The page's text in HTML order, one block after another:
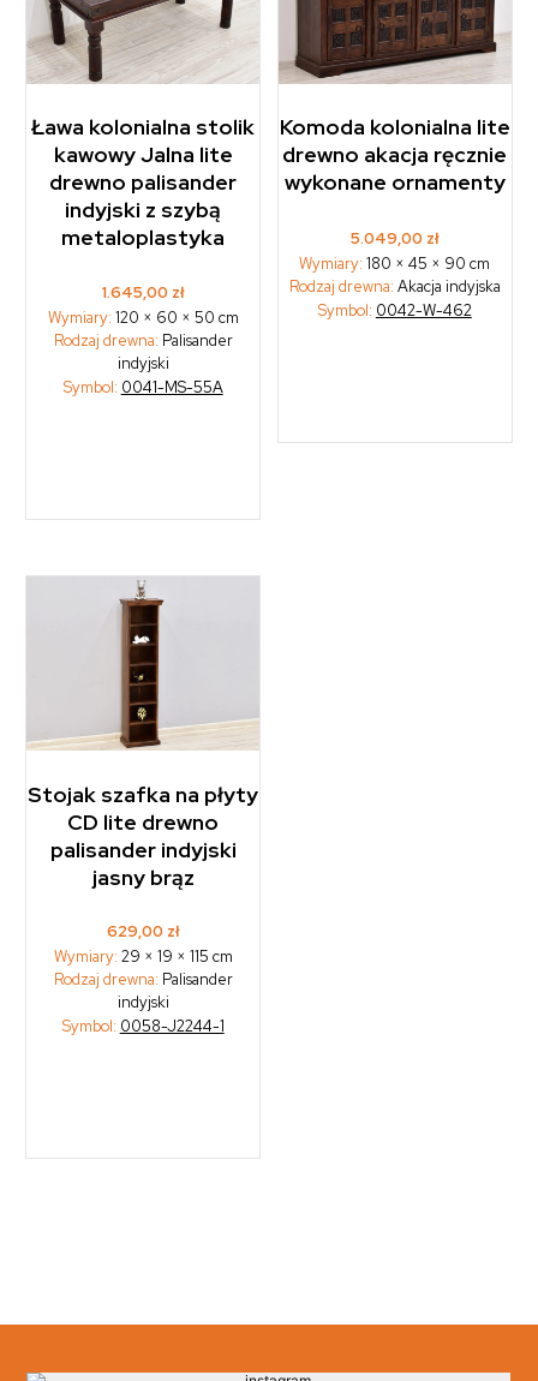
Ława kolonialna stolik
kawowy Jalna lite
drewno palisander
indyjski z szybą
metaloplastyka
1.645,00 zł
Wymiary: 120 × 60 × 50 cm
Rodzaj drewna: Palisander
indyjski
Symbol: 0041-MS-55A
Komoda kolonialna lite
drewno akacja ręcznie
wykonane ornamenty
5.049,00 zł
Wymiary:180 × 45 × 90 cm
Rodzaj drewna: Akacja indyjska
Symbol: 0042-W-462
Stojak szafka na płyty
CD lite drewno
palisander indyjski
jasny brąz
629,00 zł
Wymiary: 29 × 19 × 115 cm
Rodzaj drewna: Palisander
indyjski
Symbol: 0058-J2244-1